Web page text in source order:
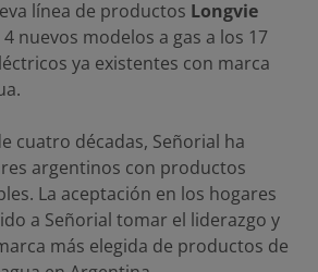
línea de productos Longvie
nuevos modelos a gas a los 17
ya existentes con marca
cuatro décadas, Señorial ha
argentinos con productos
La aceptación en los hogares
a Señorial tomar el liderazgo y
más elegida de productos de